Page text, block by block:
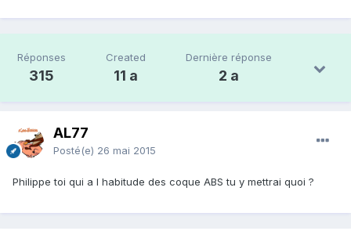
Réponses
315
Created
11 a
Dernière réponse
2 a
AL77
Posté(e) 26 mai 2015
Philippe toi qui a l habitude des coque ABS tu y mettrai quoi ?